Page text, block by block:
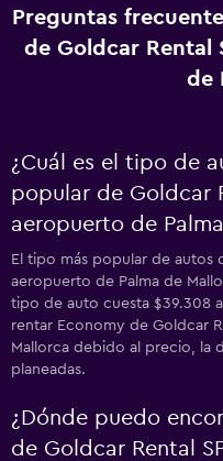
Preguntas
de Goldcar Rental
de
¿Cuál es el tipo de
popular de Goldcar
aeropuerto de
El tipo más popular de autos
aeropuerto de Palma de
tipo de auto cuesta $39.308
rentar Economy de Goldcar
Mallorca debido al precio, la
planeadas.
¿Dónde puedo
de Goldcar Rental